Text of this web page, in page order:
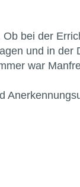
bei der
und in der
war